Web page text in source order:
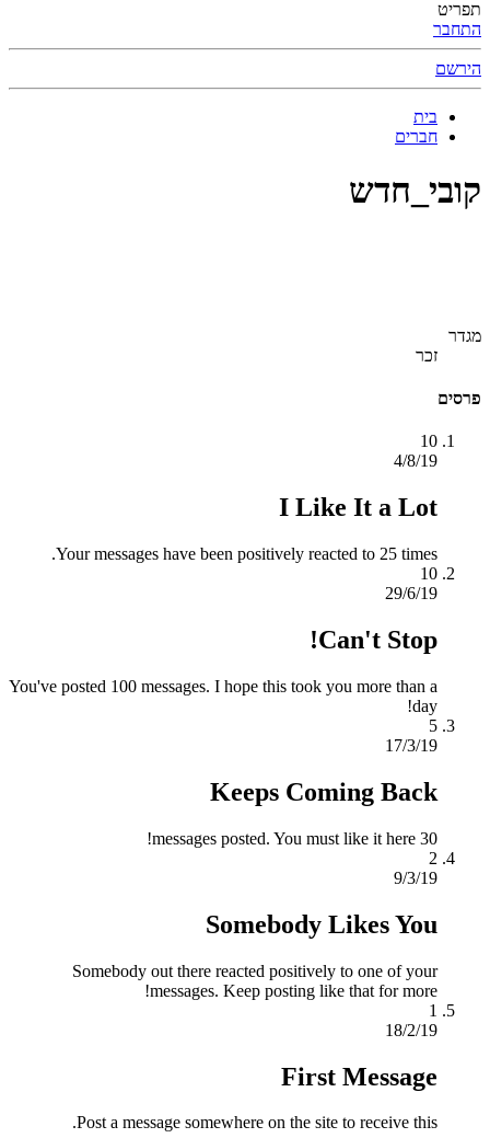
תפריט
התחבר
הירשם
בית
חברים
קובי_חדש
מגדר
זכר
פרסים
10
4/8/19
I Like It a Lot
Your messages have been positively reacted to 25 times.
10
29/6/19
Can't Stop!
You've posted 100 messages. I hope this took you more than a
day!
5
17/3/19
Keeps Coming Back
30 messages posted. You must like it here!
2
9/3/19
Somebody Likes You
Somebody out there reacted positively to one of your
messages. Keep posting like that for more!
1
18/2/19
First Message
Post a message somewhere on the site to receive this.